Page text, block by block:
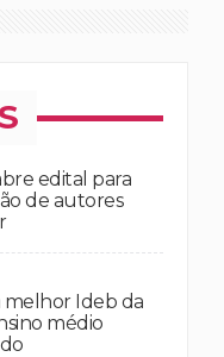
edital para
de autores
melhor Ideb da
médio